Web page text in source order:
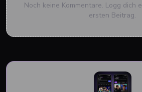
Noch keine Kommentare. Logg dich
ersten Beitrag.